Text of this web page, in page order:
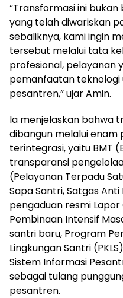
“Transformasi ini
yang telah diwariskan
sebaliknya, kami ingin
tersebut melalui tata
profesional, pelayanan
pemanfaatan
pesantren,” ujar Amin.
Ia menjelaskan bahwa
dibangun melalui
terintegrasi, yaitu BMT
transparansi
(Pelayanan Terpadu
Sapa Santri, Satgas
pengaduan resmi
Pembinaan Intensif
santri baru, Program
Lingkungan Santri
Sistem Informasi
sebagai tulang
pesantren.